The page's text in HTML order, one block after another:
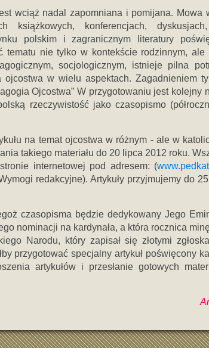
wciąż nadal zapomniana i pomijana. Mowa
książkowych, konferencjach,
polskim i zagranicznym literatury
nie tylko w kontekście rodzinnym, ale
socjologicznym, istnieje pilna
ojcostwa w wielu aspektach. Zagadnieniem
Ojcostwa” W przygotowaniu jest kolejny
rzeczywistość jako czasopismo
na temat ojcostwa w różnym - ale w
takiego materiału do 20 lipca 2012 roku.
internetowej pod adresem: (
redakcyjne). Artykuły przyjmujemy do
czasopisma będzie dedykowany Jego
nominacji na kardynała, a która rocznica
Narodu, który zapisał się złotymi
przygotować specjalny artykuł poświęcony
artykułów i przesłanie gotowych